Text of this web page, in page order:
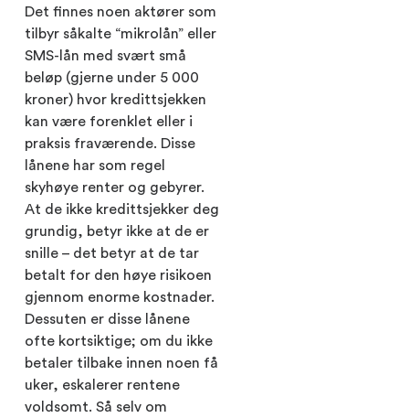
Det finnes noen aktører som
tilbyr såkalte “mikrolån” eller
SMS-lån med svært små
beløp (gjerne under 5 000
kroner) hvor kredittsjekken
kan være forenklet eller i
praksis fraværende. Disse
lånene har som regel
skyhøye renter og gebyrer.
At de ikke kredittsjekker deg
grundig, betyr ikke at de er
snille – det betyr at de tar
betalt for den høye risikoen
gjennom enorme kostnader.
Dessuten er disse lånene
ofte kortsiktige; om du ikke
betaler tilbake innen noen få
uker, eskalerer rentene
voldsomt. Så selv om